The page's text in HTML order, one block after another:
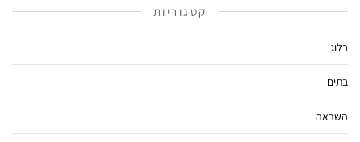
קטגוריות
בלוג
בתים
השראה